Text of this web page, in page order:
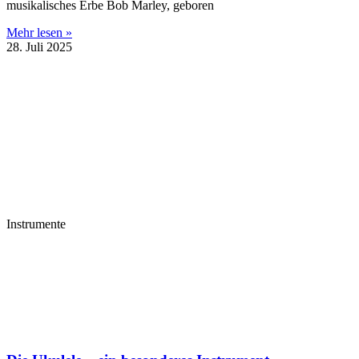
musikalisches Erbe Bob Marley, geboren
Mehr lesen »
28. Juli 2025
Instrumente